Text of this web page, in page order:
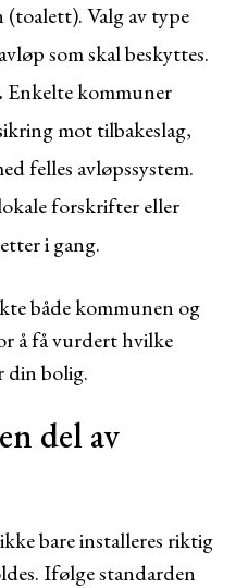
Valg av type
som skal beskyttes.
Enkelte kommuner
mot tilbakeslag,
felles avløpssystem.
forskrifter eller
i gang.
både kommunen og
å få vurdert hvilke
din bolig.
del av
bare installeres riktig
Ifølge standarden